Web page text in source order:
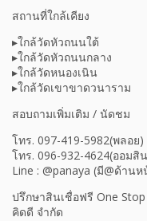
สถานที่ใกล้เคียง
▸ใกล้วัดหัวถนนใต้
▸ใกล้วัดหัวถนนกลาง
▸ใกล้วัดหนองเนิน
▸ใกล้วัดเขาขาดวนาราม
สอบถามเพิ่มเติม / นัดชม
โทร. 097-419-5982(พลอย)
โทร. 096-932-4624(ออมสิ
Line : @panaya (มี@ด้านห
ปรึกษาสินเชื่อฟรี One
คิดดี จำกัด